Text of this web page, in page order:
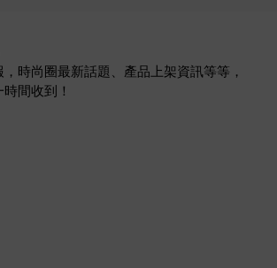
時尚圈最新話題、產品上架資訊等等，
間收到！